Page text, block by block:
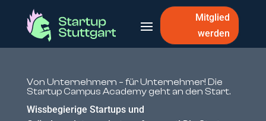
Mitglied
werden
Von Unternehmern – für Unternehmer! Die
Startup Campus Academy geht an den Start.
Wissbegierige Startups und